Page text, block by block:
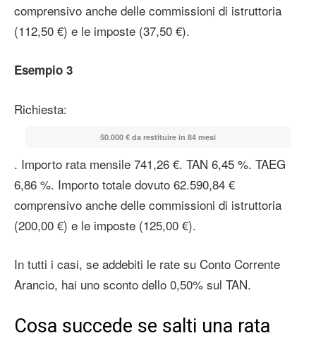
comprensivo anche delle commissioni di istruttoria
(112,50 €) e le imposte (37,50 €).
Esempio 3
Richiesta:
50.000 € da restituire in 84 mesi
. Importo rata mensile 741,26 €. TAN 6,45 %. TAEG
6,86 %. Importo totale dovuto 62.590,84 €
comprensivo anche delle commissioni di istruttoria
(200,00 €) e le imposte (125,00 €).
In tutti i casi, se addebiti le rate su Conto Corrente
Arancio, hai uno sconto dello 0,50% sul TAN.
Cosa succede se salti una rata